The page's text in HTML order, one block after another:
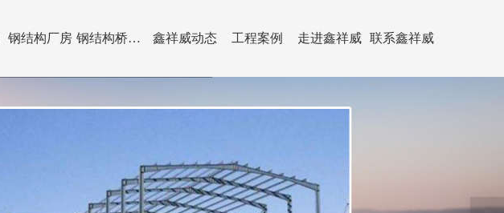
钢结构厂房 钢结构桥梁制作 鑫祥威动态 工程案例 走进鑫祥威 联系鑫祥威